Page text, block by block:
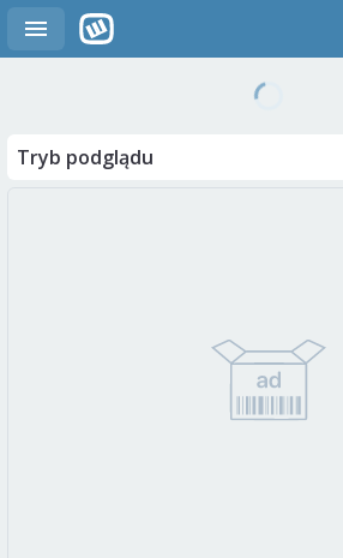
Tryb podglądu